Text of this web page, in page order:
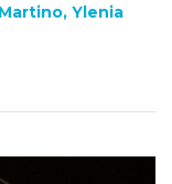
Ylenia